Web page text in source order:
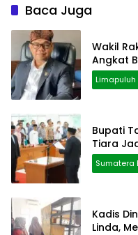
Baca Juga
Wakil
Angkat
Limapuluh
Bupati
Tiara
Sumatera
Kadis
Linda,